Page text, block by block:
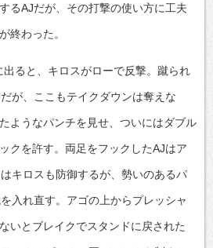
るAJだが、その打撃の使い方に工夫
終わった。
ると、キロスがローで反撃。蹴られ
が、ここもテイクダウンは奪えな
ようなパンチを見せ、ついにはダブル
クを許す。両足をフックしたAJはア
キロスも防御するが、勢いのあるパ
入れ直す。アゴの上からプレッシャ
いとブレイクでスタンドに戻された